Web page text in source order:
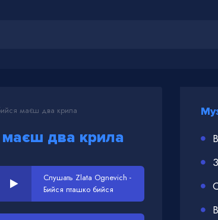
маєш два крила
два крила
Слушать Zlata Ognevich -
Бийся пташко бийся
маєш два крила